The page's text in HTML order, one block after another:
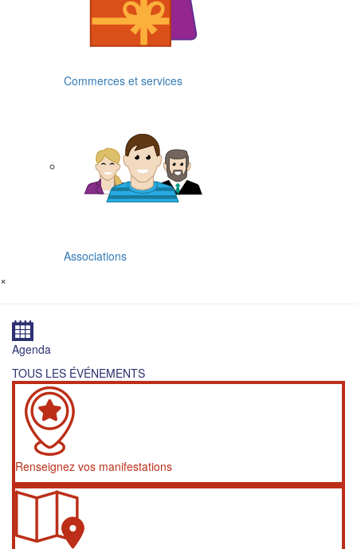
Commerces et services
Associations
×
Agenda
TOUS LES ÉVÉNEMENTS
Renseignez vos manifestations